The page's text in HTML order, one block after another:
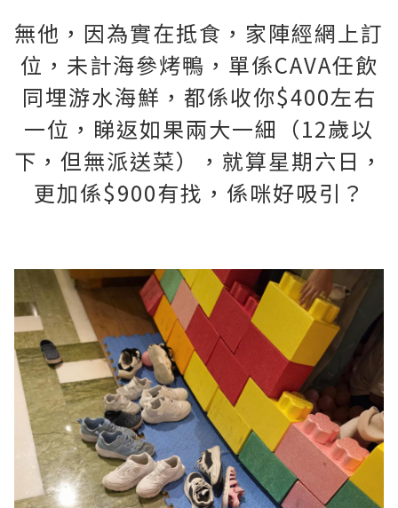
無他，因為實在抵食，家陣經網上訂
位，未計海參烤鴨，單係CAVA任飲
同埋游水海鮮，都係收你$400左右
一位，睇返如果兩大一細（12歲以
下，但無派送菜），就算星期六日，
更加係$900有找，係咪好吸引？